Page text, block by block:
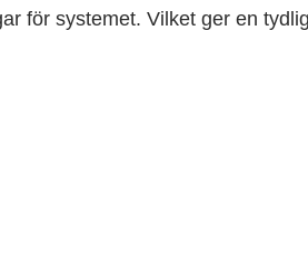
för systemet. Vilket ger en